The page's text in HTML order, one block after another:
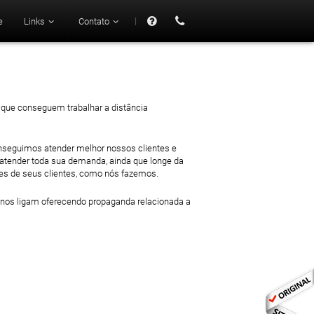
Links Contato | 47 mil
conseguem trabalhar a distância
atender melhor nossos clientes e
toda sua demanda, ainda que longe da
de seus clientes, como nós fazemos.
ligam oferecendo propaganda relacionada a